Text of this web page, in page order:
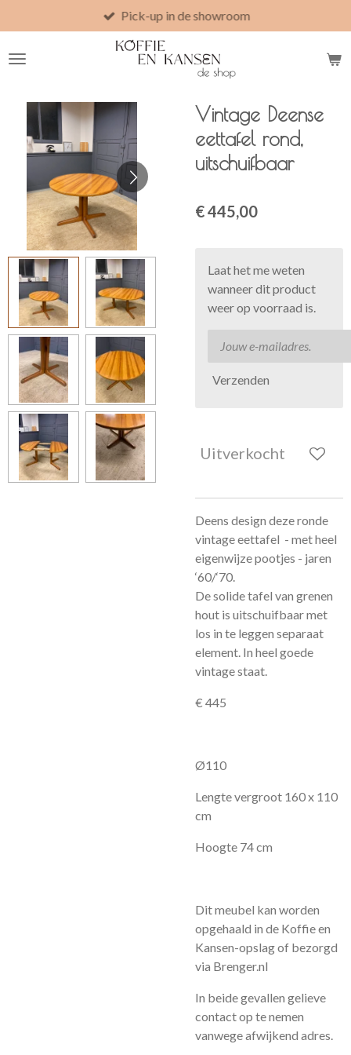
direct
naar
Pick-up in de showroom
Vintage Deense
eettafel rond,
uitschuifbaar
€ 445,00
Laat het me weten
wanneer dit product
weer op voorraad is.
Verzenden
Uitverkocht
Deens design deze ronde
vintage eettafel - met heel
eigenwijze pootjes - jaren
‘60/‘70.
De solide tafel van grenen
hout is uitschuifbaar met
los in te leggen separaat
element. In heel goede
vintage staat.
€ 445
Ø110
Lengte vergroot 160 x 110
cm
Hoogte 74 cm
Dit meubel kan worden
opgehaald in de Koffie en
Kansen-opslag of bezorgd
via Brenger.nl
In beide gevallen gelieve
contact op te nemen
vanwege afwijkend adres.